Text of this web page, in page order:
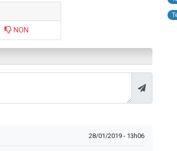
NON
28/01/2019 - 13h06